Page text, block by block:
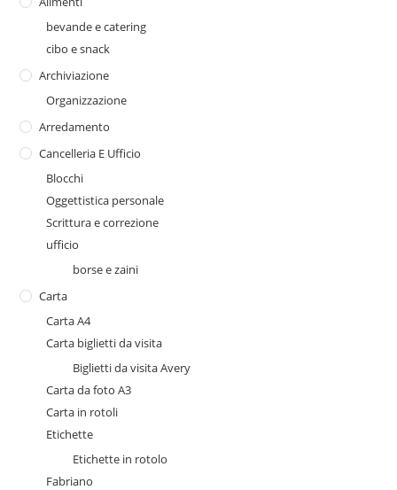
bevande e catering
cibo e snack
Archiviazione
Organizzazione
Arredamento
Cancelleria E Ufficio
Blocchi
Oggettistica personale
Scrittura e correzione
ufficio
borse e zaini
Carta
Carta A4
Carta biglietti da visita
Biglietti da visita Avery
Carta da foto A3
Carta in rotoli
Etichette
Etichette in rotolo
Fabriano